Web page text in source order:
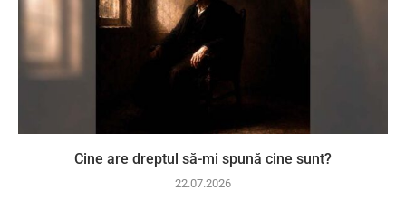
Cine are dreptul să-mi spună cine sunt?
22.07.2026